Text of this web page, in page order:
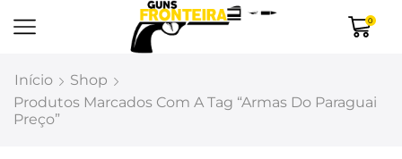
0
Início
Shop
Produtos Marcados Com A Tag “armas Do Paraguai
Preço”